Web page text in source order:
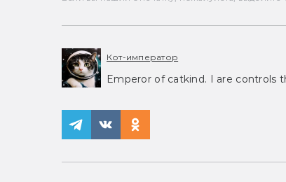
Кот-император
Emperor of catkind. I are controls